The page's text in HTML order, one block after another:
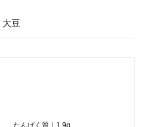
大豆